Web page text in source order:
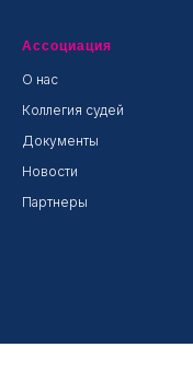
Ассоциация
О нас
Коллегия судей
Документы
Новости
Партнеры